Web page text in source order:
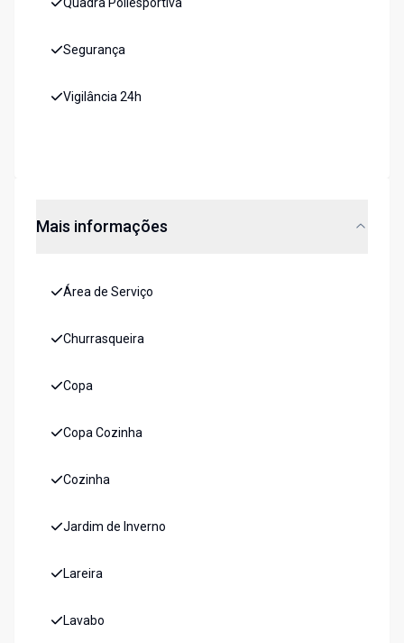
Quadra Poliesportiva
Segurança
Vigilância 24h
Mais informações
Área de Serviço
Churrasqueira
Copa
Copa Cozinha
Cozinha
Jardim de Inverno
Lareira
Lavabo